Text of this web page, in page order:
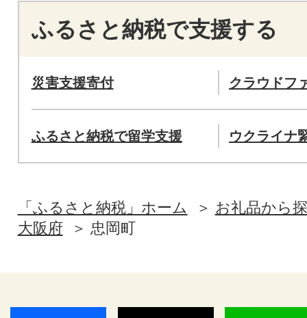
ふるさと納税で支援する
災害支援寄付 クラウドフ
ふるさと納税で留学支援 ウクライナ
「ふるさと納税」ホーム
お礼品から
大阪府
忠岡町